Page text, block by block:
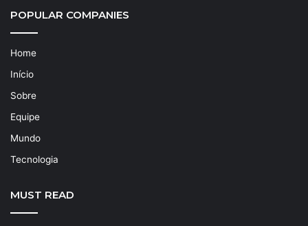
POPULAR COMPANIES
Home
Início
Sobre
Equipe
Mundo
Tecnologia
MUST READ